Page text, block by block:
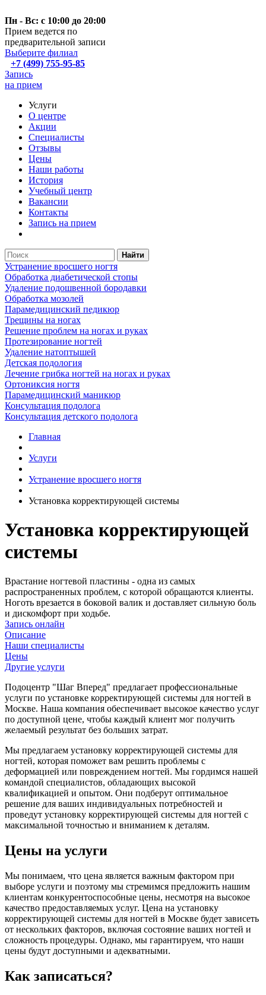
Пн - Вс: с 10:00 до 20:00
Прием ведется по
предварительной записи
Выберите филиал
+7 (499) 755-95-85
Запись
на прием
Услуги
О центре
Акции
Специалисты
Отзывы
Цены
Наши работы
История
Учебный центр
Вакансии
Контакты
Запись на прием
Найти
Устранение вросшего ногтя
Обработка диабетической стопы
Удаление подошвенной бородавки
Обработка мозолей
Парамедицинский педикюр
Трещины на ногах
Решение проблем на ногах и руках
Протезирование ногтей
Удаление натоптышей
Детская подология
Лечение грибка ногтей на ногах и руках
Ортониксия ногтя
Парамедицинский маникюр
Консультация подолога
Консультация детского подолога
Главная
Услуги
Устранение вросшего ногтя
Установка корректирующей системы
Установка корректирующей
системы
Врастание ногтевой пластины - одна из самых
распространенных проблем, с которой обращаются клиенты.
Ноготь врезается в боковой валик и доставляет сильную боль
и дискомфорт при ходьбе.
Запись онлайн
Описание
Наши специалисты
Цены
Другие услуги
Подоцентр "Шаг Вперед" предлагает профессиональные
услуги по установке корректирующей системы для ногтей в
Москве. Наша компания обеспечивает высокое качество услуг
по доступной цене, чтобы каждый клиент мог получить
желаемый результат без больших затрат.
Мы предлагаем установку корректирующей системы для
ногтей, которая поможет вам решить проблемы с
деформацией или повреждением ногтей. Мы гордимся нашей
командой специалистов, обладающих высокой
квалификацией и опытом. Они подберут оптимальное
решение для ваших индивидуальных потребностей и
проведут установку корректирующей системы для ногтей с
максимальной точностью и вниманием к деталям.
Цены на услуги
Мы понимаем, что цена является важным фактором при
выборе услуги и поэтому мы стремимся предложить нашим
клиентам конкурентоспособные цены, несмотря на высокое
качество предоставляемых услуг. Цена на установку
корректирующей системы для ногтей в Москве будет зависеть
от нескольких факторов, включая состояние ваших ногтей и
сложность процедуры. Однако, мы гарантируем, что наши
цены будут доступными и адекватными.
Как записаться?